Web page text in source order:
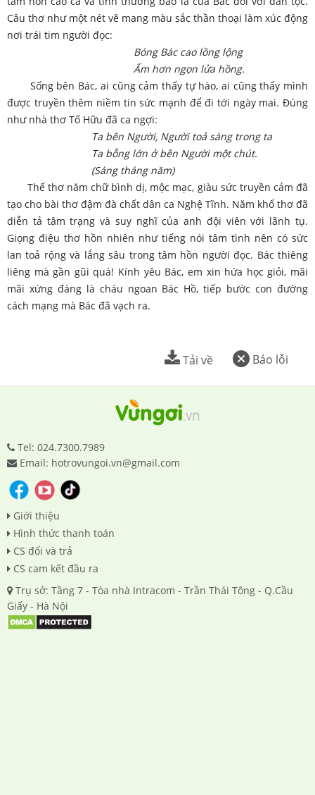
Câu thơ như một nét vẽ mang màu sắc thần thoại làm xúc động
nơi trái tim người đọc:
Bóng Bác cao lồng lộng
Ấm hơn ngọn lửa hồng.
Sống bên Bác, ai cũng cảm thấy tự hào, ai cũng thấy mình
được truyền thêm niềm tin sức mạnh để đi tới ngày mai. Đúng
như nhà thơ Tố Hữu đã ca ngợi:
Ta bên Người, Người toả sáng trong ta
Ta bỗng lớn ở bên Người một chút.
(Sáng tháng năm)
Thế thơ năm chữ bình dị, mộc mạc, giàu sức truyền cảm đã
tạo cho bài thơ đậm đà chất dân ca Nghệ Tĩnh. Năm khổ thơ đã
diễn tả tâm trạng và suy nghĩ của anh đội viên với lãnh tụ.
Giọng điệu thơ hồn nhiên như tiếng nói tâm tình nên có sức
lan toả rộng và lắng sâu trong tâm hồn người đọc. Bác thiêng
liêng mà gần gũi quá! Kính yêu Bác, em xin hứa học giỏi, mãi
mãi xứng đáng là cháu ngoan Bác Hồ, tiếp bước con đường
cách mạng mà Bác đã vạch ra.
Báo lỗi
Tải về
Tel: 024.7300.7989
Email: hotrovungoi.vn@gmail.com
Giới thiệu
Hình thức thanh toán
CS đổi và trả
CS cam kết đầu ra
Trụ sở: Tầng 7 - Tòa nhà Intracom - Trần Thái Tông - Q.Cầu
Giấy - Hà Nội